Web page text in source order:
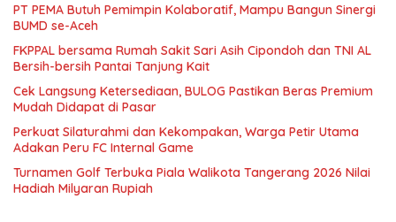
PT PEMA Butuh Pemimpin Kolaboratif, Mampu Bangun Sinergi
BUMD se-Aceh
FKPPAL bersama Rumah Sakit Sari Asih Cipondoh dan TNI AL
Bersih-bersih Pantai Tanjung Kait
Cek Langsung Ketersediaan, BULOG Pastikan Beras Premium
Mudah Didapat di Pasar
Perkuat Silaturahmi dan Kekompakan, Warga Petir Utama
Adakan Peru FC Internal Game
Turnamen Golf Terbuka Piala Walikota Tangerang 2026 Nilai
Hadiah Milyaran Rupiah